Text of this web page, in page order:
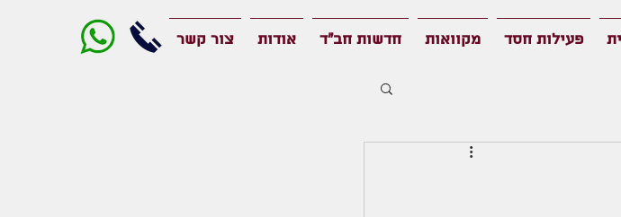
פעילות חסד מקוואות חדשות חב"ד אודות צור קשר